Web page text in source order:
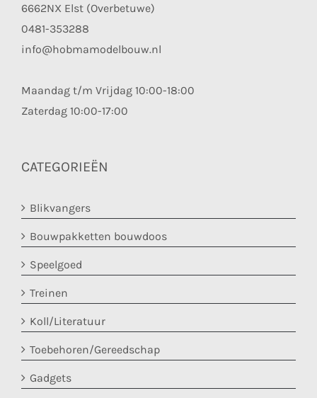
6662NX Elst (Overbetuwe)
0481-353288
info@hobmamodelbouw.nl
Maandag t/m Vrijdag 10:00-18:00
Zaterdag 10:00-17:00
CATEGORIEËN
Blikvangers
Bouwpakketten bouwdoos
Speelgoed
Treinen
Koll/Literatuur
Toebehoren/Gereedschap
Gadgets